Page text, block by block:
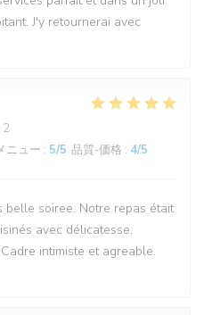
J'y retournerai avec
ニュー : 5/5 品質-価格 : 4/5
belle soiree. Notre repas était
avec délicatesse,
intimiste et agreable.